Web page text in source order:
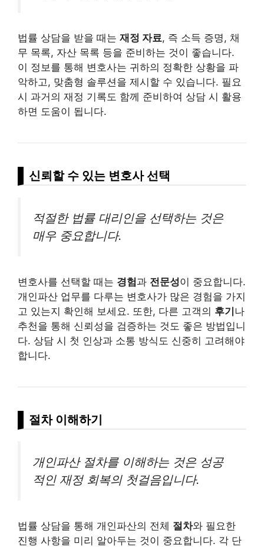
법률 상담을 받을 때는 재정 자료, 즉 소득 증명, 채
무 목록, 자산 목록 등을 준비하는 것이 좋습니다.
이 정보를 통해 변호사는 귀하의 정확한 상황을 파
악하고, 맞춤형 솔루션을 제시할 수 있습니다. 필요
시 과거의 재정 기록도 함께 준비하여 상담 시 활용
하면 도움이 됩니다.
신뢰할 수 있는 변호사 선택
적절한 법률 대리인을 선택하는 것은
매우 중요합니다.
변호사를 선택할 때는 경험과 전문성이 중요합니다.
개인파산 업무를 다루는 변호사가 많은 경험을 가지
고 있는지 확인해 보세요. 또한, 다른 고객의 후기 나
추천을 통해 신뢰성을 검증하는 것도 좋은 방법입니
다. 상담 시 첫 인상과 소통 방식도 신중히 고려해야
합니다.
절차 이해하기
개인파산 절차를 이해하는 것은 성공
적인 재정 회복의 첫걸음입니다.
법률 상담을 통해 개인파산의 전체 절차와 필요한
진행 사항을 미리 알아두는 것이 중요합니다. 각 단